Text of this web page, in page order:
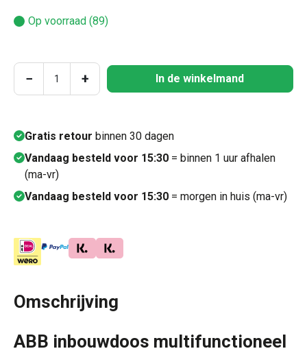
Op voorraad (89)
Producthoeveelheid: Voer de gewenste
− + In de winkelmand
Gratis retour binnen 30 dagen
Vandaag besteld voor 15:30 = binnen 1 uur afhalen
(ma-vr)
Vandaag besteld voor 15:30 = morgen in huis (ma-vr)
Omschrijving
ABB inbouwdoos multifunctioneel